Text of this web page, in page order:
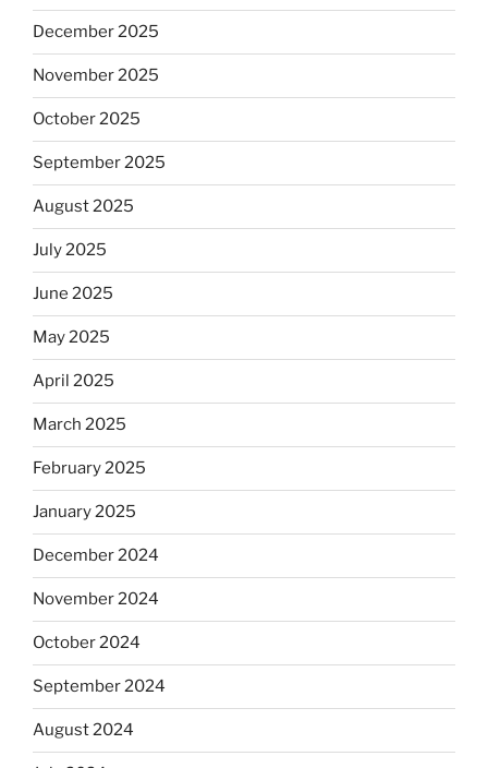
December 2025
November 2025
October 2025
September 2025
August 2025
July 2025
June 2025
May 2025
April 2025
March 2025
February 2025
January 2025
December 2024
November 2024
October 2024
September 2024
August 2024